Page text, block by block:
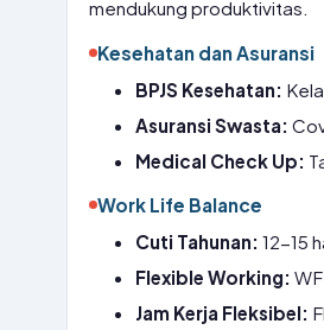
mendukung produktivitas.
Kesehatan dan Asuransi
BPJS Kesehatan:
Asuransi Swasta:
Medical Check Up:
Work Life Balance
Cuti Tahunan: 12-15
Flexible Working:
Jam Kerja Fleksibel: